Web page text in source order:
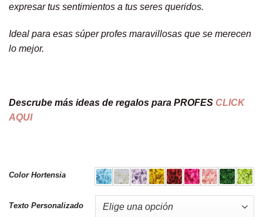
expresar tus sentimientos a tus seres queridos.
Ideal para esas súper profes maravillosas que se merecen
lo mejor.
Descrube más ideas de regalos para PROFES CLICK
AQUI
Color Hortensia
Texto Personalizado